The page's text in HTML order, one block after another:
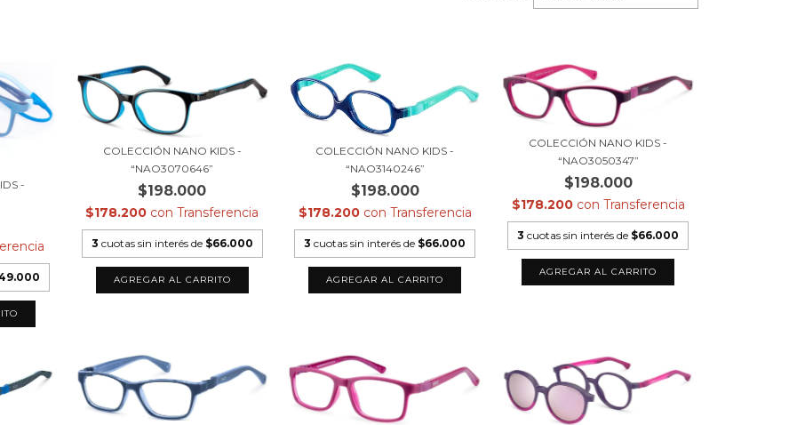
-
COLECCIÓN NANO KIDS -
“NAO3070646”
$198.000
$178.200 con Transferencia
3 cuotas sin interés de $66.000
COLECCIÓN NANO KIDS -
“NAO3140246”
$198.000
$178.200 con Transferencia
3 cuotas sin interés de $66.000
COLECCIÓN NANO KIDS -
“NAO3050347”
$198.000
$178.200 con Transferencia
3 cuotas sin interés de $66.000